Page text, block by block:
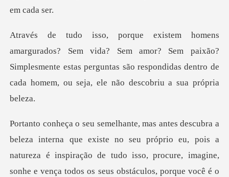
em amor? Sem paixão?
Simplesmente estas perguntas são respondidas de
no seu próprio eu, pois a
natureza é inspiração de tudo isso, procure, imagine,